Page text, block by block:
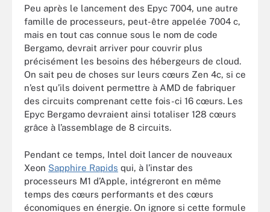
Peu après le lancement des Epyc 7004, une autre
famille de processeurs, peut-être appelée 7004 c,
mais en tout cas connue sous le nom de code
Bergamo, devrait arriver pour couvrir plus
précisément les besoins des hébergeurs de cloud.
On sait peu de choses sur leurs cœurs Zen 4c, si ce
n’est qu’ils doivent permettre à AMD de fabriquer
des circuits comprenant cette fois-ci 16 cœurs. Les
Epyc Bergamo devraient ainsi totaliser 128 cœurs
grâce à l’assemblage de 8 circuits.
Pendant ce temps, Intel doit lancer de nouveaux
Xeon Sapphire Rapids qui, à l’instar des
processeurs M1 d’Apple, intégreront en même
temps des cœurs performants et des cœurs
économiques en énergie. On ignore si cette formule